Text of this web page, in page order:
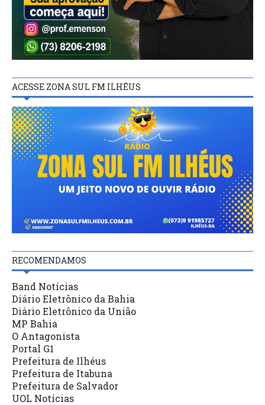
ACESSE ZONA SUL FM ILHÉUS
RECOMENDAMOS
Band Notícias
Diário Eletrônico da Bahia
Diário Eletrônico da União
MP Bahia
O Antagonista
Portal G1
Prefeitura de Ilhéus
Prefeitura de Itabuna
Prefeitura de Salvador
UOL Notícias